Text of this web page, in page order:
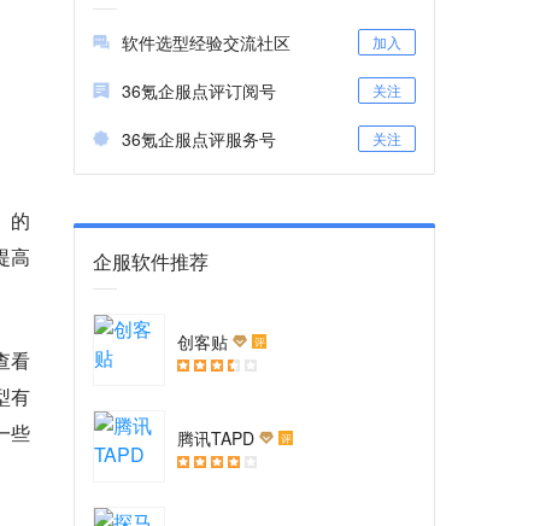
的
高
看
有
些
软件选型经验交流社区 加入
36氪企服点评订阅号 关注
36氪企服点评服务号 关注
企服软件推荐
创客贴 评
腾讯TAPD 评